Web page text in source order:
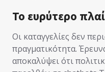
Το ευρύτερο
Οι καταγγελίες δεν
πραγματικότητα.
αποκαλύψει ότι